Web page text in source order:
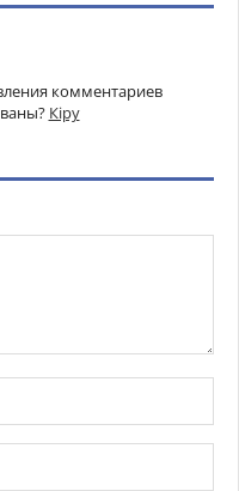
комментариев
Кіру